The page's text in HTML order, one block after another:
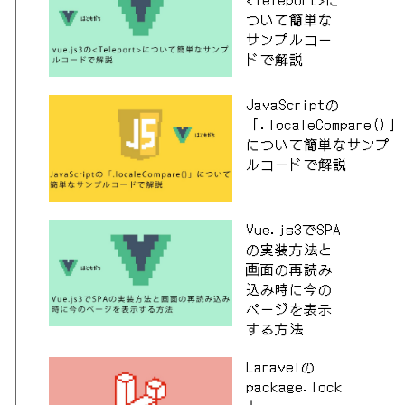
ついて簡単な
サンプルコー
ドで解説
JavaScriptの
「.localeCompare()」
について簡単なサンプ
ルコードで解説
Vue.js3でSPA
の実装方法と
画面の再読み
込み時に今の
ページを表示
する方法
Laravelの
package.lock